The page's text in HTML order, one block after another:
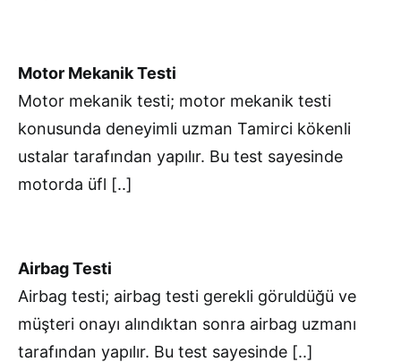
Motor Mekanik Testi
Motor mekanik testi; motor mekanik testi
konusunda deneyimli uzman Tamirci kökenli
ustalar tarafından yapılır. Bu test sayesinde
motorda üfl [..]
Airbag Testi
Airbag testi; airbag testi gerekli göruldüğü ve
müşteri onayı alındıktan sonra airbag uzmanı
tarafından yapılır. Bu test sayesinde [..]